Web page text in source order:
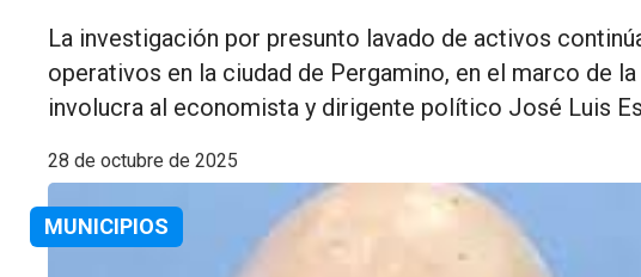
La investigación por presunto lavado de activos
operativos en la ciudad de Pergamino, en el marco de la
involucra al economista y dirigente político José Luis
28 de octubre de 2025
MUNICIPIOS